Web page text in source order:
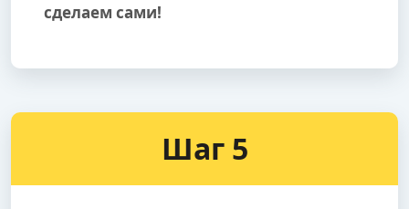
сделаем сами!
Шаг 5